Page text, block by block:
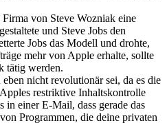
von Steve Wozniak eine
und Steve Jobs den
Jobs das Modell und drohte,
mehr von Apple erhalte, sollte
tätig werden.
nicht revolutionär sei, da es die
restriktive Inhaltskontrolle
in einer E-Mail, dass gerade das
Programmen, die deine privaten